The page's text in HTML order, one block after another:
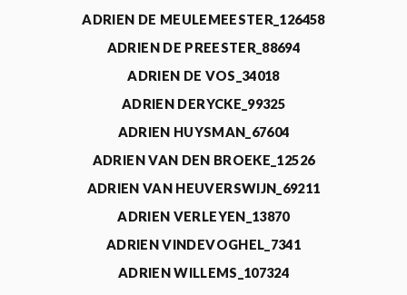
ADRIEN DE MEULEMEESTER_126458
ADRIEN DE PREESTER_88694
ADRIEN DE VOS_34018
ADRIEN DERYCKE_99325
ADRIEN HUYSMAN_67604
ADRIEN VAN DEN BROEKE_12526
ADRIEN VAN HEUVERSWIJN_69211
ADRIEN VERLEYEN_13870
ADRIEN VINDEVOGHEL_7341
ADRIEN WILLEMS_107324